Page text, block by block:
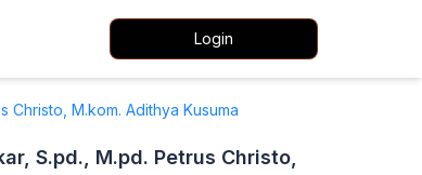
Login
Christo, M.kom. Adithya Kusuma
S.pd., M.pd. Petrus Christo,